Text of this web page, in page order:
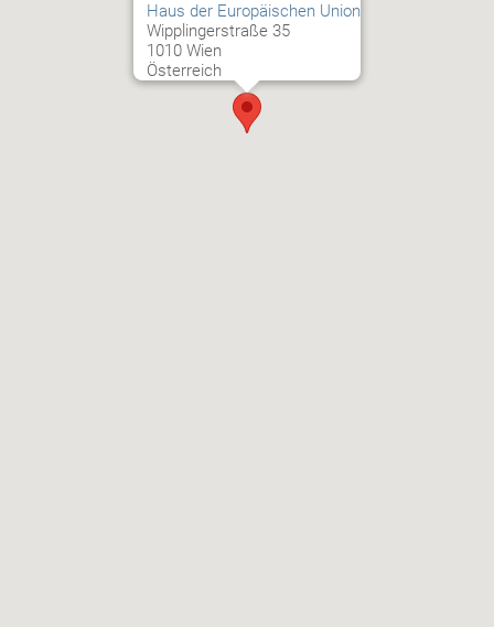
Haus der Europäischen Union
Wipplingerstraße 35
1010 Wien
Österreich